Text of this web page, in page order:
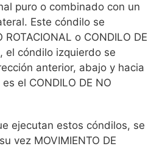
puro o combinado con un
Este cóndilo se
o CONDILO DE
el cóndilo izquierdo se
anterior, abajo y hacia
el CONDILO DE NO
ejecutan estos cóndilos, se
vez MOVIMIENTO DE